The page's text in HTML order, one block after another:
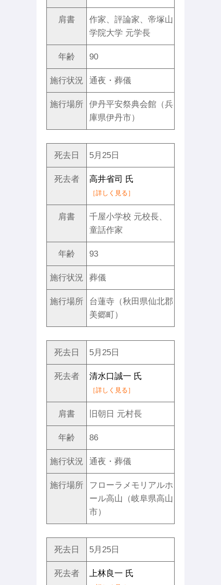
肩書
作家、評論家、帝塚山
学院大学 元学長
年齢 90
施行状況 通夜・葬儀
施行場所
伊丹平安祭典会館（兵
庫県伊丹市）
死去日 5月25日
死去者 高井省司 氏
［詳しく見る］
肩書
千屋小学校 元校長、
童話作家
年齢 93
施行状況 葬儀
施行場所
台蓮寺（秋田県仙北郡
美郷町）
死去日 5月25日
死去者 清水口誠一 氏
［詳しく見る］
肩書 旧朝日 元村長
年齢 86
施行状況 通夜・葬儀
施行場所
フローラメモリアルホ
ール高山（岐阜県高山
市）
死去日 5月25日
死去者 上林良一 氏